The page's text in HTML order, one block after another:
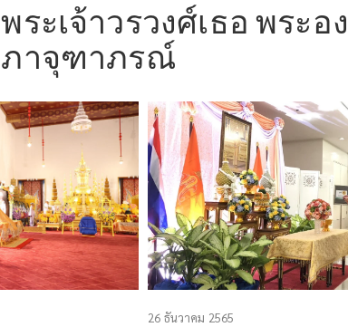
พระเจ้าวรวงศ์เธอ พระอ
ภาจุฑาภรณ์
26 ธันวาคม 2565